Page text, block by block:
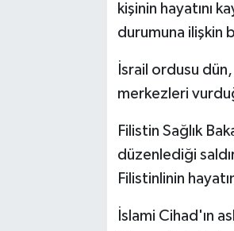
kişinin hayatını
durumuna ilişkin
İsrail ordusu
merkezleri
Filistin Sağlık
düzenlediği
Filistinlinin
İslami Cihad'ın